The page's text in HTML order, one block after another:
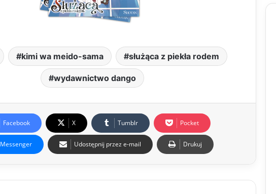
kimi wa meido-sama służąca z piekła rodem
wydawnictwo dango
Facebook X Tumblr Pocket
Messenger Udostępnij przez e-mail Drukuj